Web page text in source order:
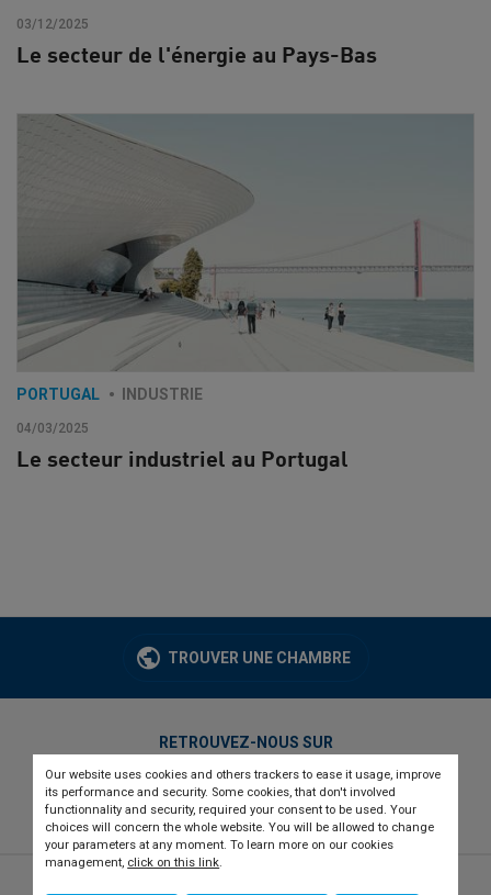
Our website uses cookies and others trackers to ease it usage, improve
its performance and security. Some cookies, that don't involved
functionnality and security, required your consent to be used. Your
choices will concern the whole website. You will be allowed to change
your parameters at any moment. To learn more on our cookies
management, click on this link.
03/12/2025
Le secteur de l'énergie au Pays-Bas
PORTUGAL INDUSTRIE
04/03/2025
Le secteur industriel au Portugal
TROUVER UNE CHAMBRE
RETROUVEZ-NOUS SUR
twitterlinkedinyoutube